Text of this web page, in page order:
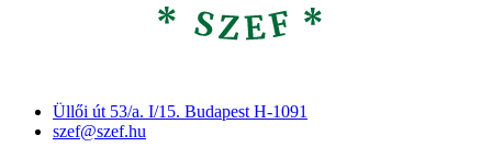
Üllői út 53/a. I/15. Budapest H-1091
szef@szef.hu